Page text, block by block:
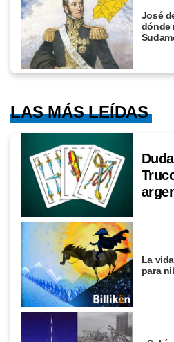
José
dónde
LAS MÁS LEÍDAS
La
para